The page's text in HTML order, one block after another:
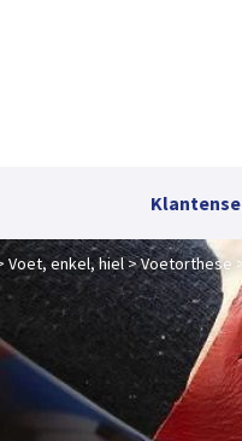
Voet, enkel, hiel Voetorthese